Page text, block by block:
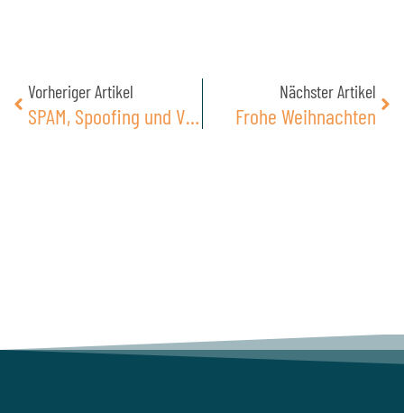
Vorheriger Artikel
SPAM, Spoofing und Viren
Nächster Artikel
Frohe Weihnachten